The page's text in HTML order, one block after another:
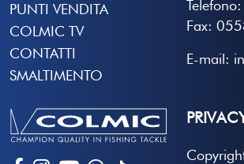
PUNTI VENDITA
COLMIC TV
CONTATTI
SMALTIMENTO
Fax:
E-mail: